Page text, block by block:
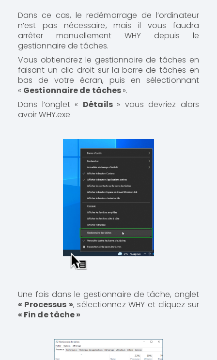
Dans ce cas, le redémarrage de l’ordinateur
n’est pas nécessaire, mais il vous faudra
arrêter manuellement WHY depuis le
gestionnaire de tâches.
Vous obtiendrez le gestionnaire de tâches en
faisant un clic droit sur la barre de tâches en
bas de votre écran, puis en sélectionnant
« Gestionnaire de tâches».
Dans l’onglet « Détails » vous devriez alors
avoir WHY.exe
Une fois dans le gestionnaire de tâche, onglet
« Processus », sélectionnez WHY et cliquez sur
« Fin de tâche »